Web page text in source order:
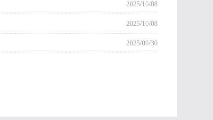
2025/10/08
2025/10/08
2025/09/30